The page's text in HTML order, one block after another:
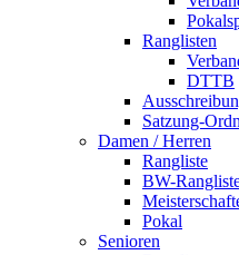
Ranglisten
DTTB
Satzung-
Damen / Herren
Rangliste
BW-
Pokal
Senioren